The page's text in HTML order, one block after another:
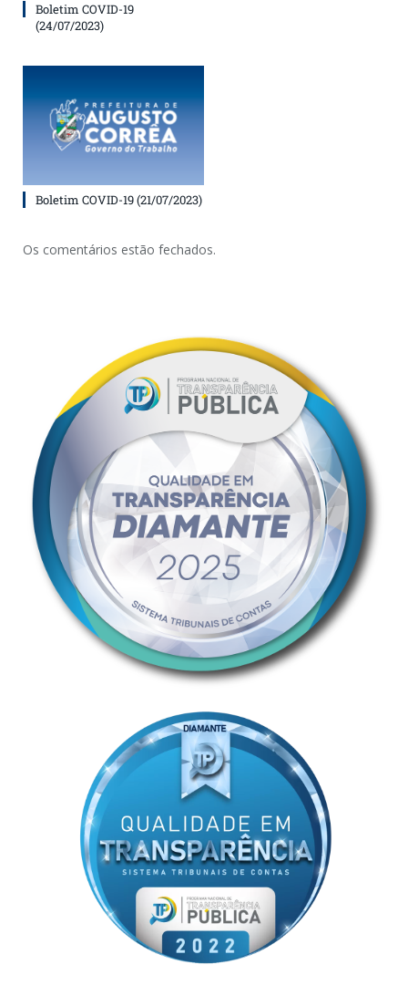
Boletim COVID-19
(24/07/2023)
Boletim COVID-19 (21/07/2023)
Os comentários estão fechados.